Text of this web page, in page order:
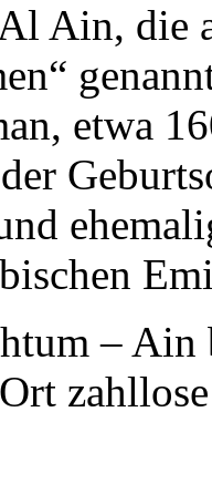
Ain, die
etwa
–